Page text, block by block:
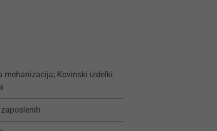
mehanizacija; Kovinski izdelki